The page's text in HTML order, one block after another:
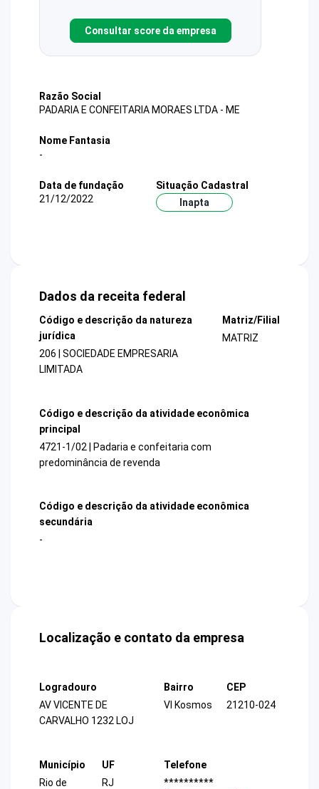
Consultar score da empresa
Razão Social
PADARIA E CONFEITARIA MORAES LTDA - ME
Nome Fantasia
-
Data de fundação
21/12/2022
Situação Cadastral
Inapta
Dados da receita federal
Código e descrição da natureza
jurídica
206 | SOCIEDADE EMPRESARIA
LIMITADA
Matriz/Filial
MATRIZ
Código e descrição da atividade econômica
principal
4721-1/02 | Padaria e confeitaria com
predominância de revenda
Código e descrição da atividade econômica
secundária
-
Localização e contato da empresa
Logradouro
AV VICENTE DE
CARVALHO 1232 LOJ
Bairro
Vl Kosmos
CEP
21210-024
Município
Rio de
UF
RJ
Telefone
**********